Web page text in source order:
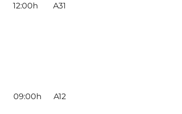
12:00h A31
09:00h A12